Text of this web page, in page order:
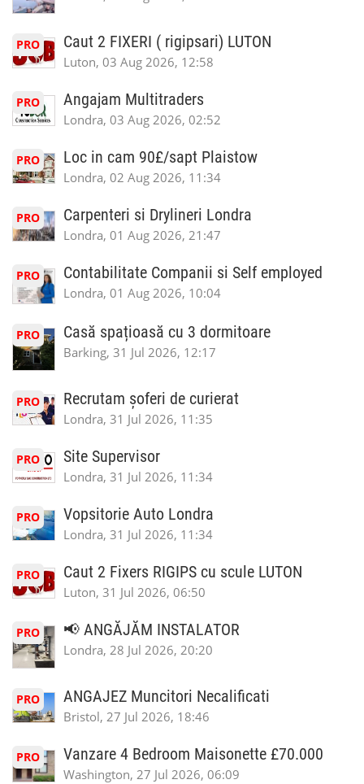
PRO Caut 2 FIXERI ( rigipsari) LUTON
Luton, 03 Aug 2026, 12:58
PRO Angajam Multitraders
Londra, 03 Aug 2026, 02:52
PRO Loc in cam 90£/sapt Plaistow
Londra, 02 Aug 2026, 11:34
PRO Carpenteri si Drylineri Londra
Londra, 01 Aug 2026, 21:47
PRO Contabilitate Companii si Self employed
Londra, 01 Aug 2026, 10:04
PRO Casă spațioasă cu 3 dormitoare
Barking, 31 Jul 2026, 12:17
PRO Recrutam șoferi de curierat
Londra, 31 Jul 2026, 11:35
PRO Site Supervisor
Londra, 31 Jul 2026, 11:34
PRO Vopsitorie Auto Londra
Londra, 31 Jul 2026, 11:34
PRO Caut 2 Fixers RIGIPS cu scule LUTON
Luton, 31 Jul 2026, 06:50
PRO 📢 ANGĂJĂM INSTALATOR
Londra, 28 Jul 2026, 20:20
PRO ANGAJEZ Muncitori Necalificati
Bristol, 27 Jul 2026, 18:46
PRO Vanzare 4 Bedroom Maisonette £70.000
Washington, 27 Jul 2026, 06:09